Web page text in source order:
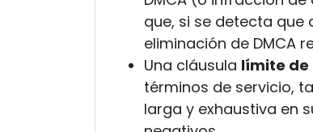
que, si se detecta
eliminación de DMCA
Una cláusula límite de
términos de servicio,
larga y exhaustiva en